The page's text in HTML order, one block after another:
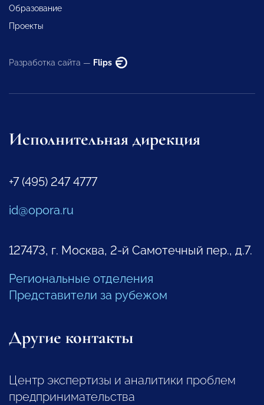
Образование
Проекты
Разработка сайта — Flips
Исполнительная дирекция
+7 (495) 247 4777
id@opora.ru
127473, г. Москва, 2-й Самотечный пер., д.7.
Региональные отделения
Представители за рубежом
Другие контакты
Центр экспертизы и аналитики проблем
предпринимательства